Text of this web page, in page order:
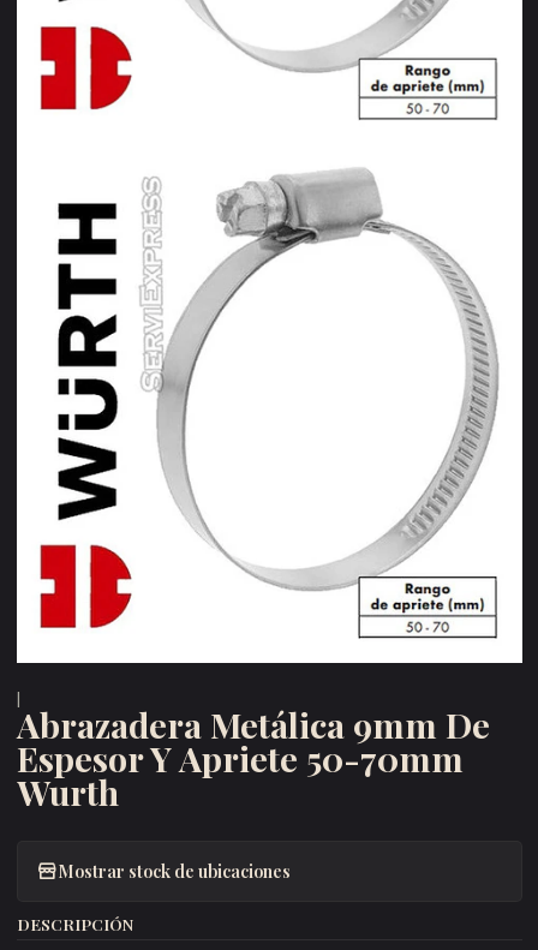
Abrazadera Metálica 9mm De
Espesor Y Apriete 50-70mm
Wurth
Mostrar stock de ubicaciones
DESCRIPCIÓN